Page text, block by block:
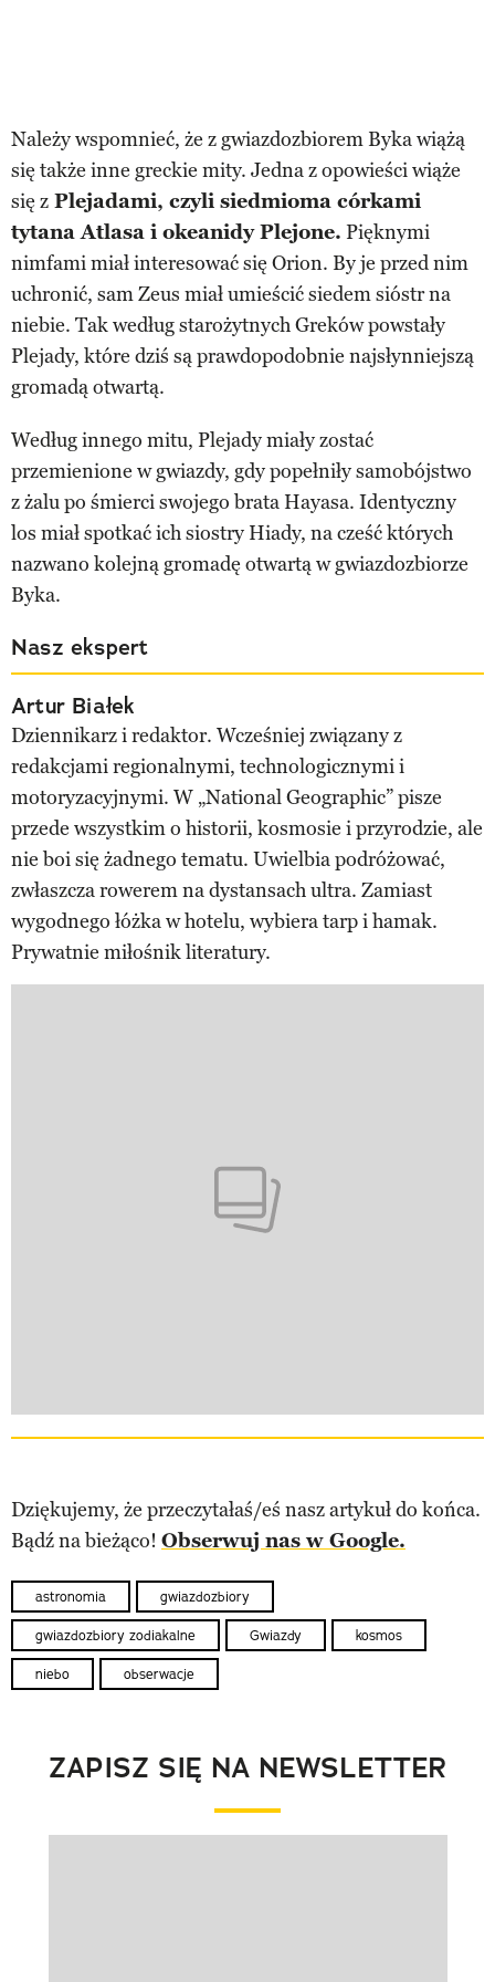
Należy wspomnieć, że z gwiazdozbiorem Byka wiążą
się także inne greckie mity. Jedna z opowieści wiąże
się z Plejadami, czyli siedmioma córkami
tytana Atlasa i okeanidy Plejone. Pięknymi
nimfami miał interesować się Orion. By je przed nim
uchronić, sam Zeus miał umieścić siedem sióstr na
niebie. Tak według starożytnych Greków powstały
Plejady, które dziś są prawdopodobnie najsłynniejszą
gromadą otwartą.
Według innego mitu, Plejady miały zostać
przemienione w gwiazdy, gdy popełniły samobójstwo
z żalu po śmierci swojego brata Hayasa. Identyczny
los miał spotkać ich siostry Hiady, na cześć których
nazwano kolejną gromadę otwartą w gwiazdozbiorze
Byka.
Nasz ekspert
Artur Białek
Dziennikarz i redaktor. Wcześniej związany z
redakcjami regionalnymi, technologicznymi i
motoryzacyjnymi. W „National Geographic” pisze
przede wszystkim o historii, kosmosie i przyrodzie, ale
nie boi się żadnego tematu. Uwielbia podróżować,
zwłaszcza rowerem na dystansach ultra. Zamiast
wygodnego łóżka w hotelu, wybiera tarp i hamak.
Prywatnie miłośnik literatury.
Dziękujemy, że przeczytałaś/eś nasz artykuł do końca.
Bądź na bieżąco! Obserwuj nas w Google.
astronomia gwiazdozbiory
gwiazdozbiory zodiakalne Gwiazdy kosmos
niebo obserwacje
ZAPISZ SIĘ NA NEWSLETTER